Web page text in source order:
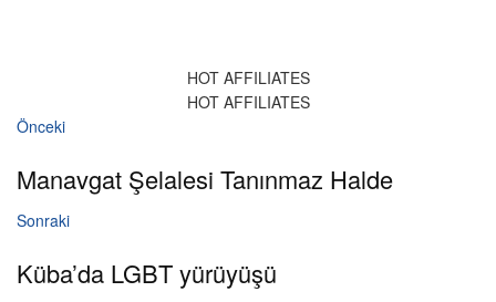
HOT AFFILIATES
HOT AFFILIATES
Önceki
Manavgat Şelalesi Tanınmaz Halde
Sonraki
Küba’da LGBT yürüyüşü